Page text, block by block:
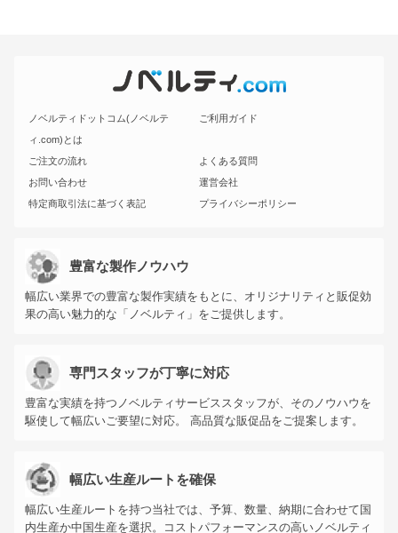
ノベルティドットコム(ノベルテ
ィ.com)とは
ご利用ガイド
ご注文の流れ
よくある質問
お問い合わせ
運営会社
特定商取引法に基づく表記
プライバシーポリシー
豊富な製作ノウハウ
幅広い業界での豊富な製作実績をもとに、オリジナリティと販促効
果の高い魅力的な「ノベルティ」をご提供します。
専門スタッフが丁寧に対応
豊富な実績を持つノベルティサービススタッフが、そのノウハウを
駆使して幅広いご要望に対応。 高品質な販促品をご提案します。
幅広い生産ルートを確保
幅広い生産ルートを持つ当社では、予算、数量、納期に合わせて国
内生産か中国生産を選択。コストパフォーマンスの高いノベルティ